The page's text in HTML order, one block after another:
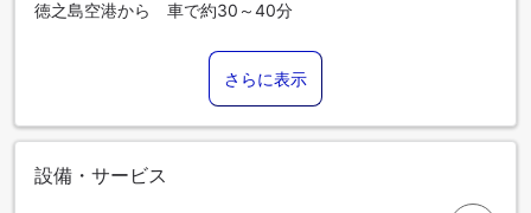
徳之島空港から 車で約30～40分
さらに表示
設備・サービス